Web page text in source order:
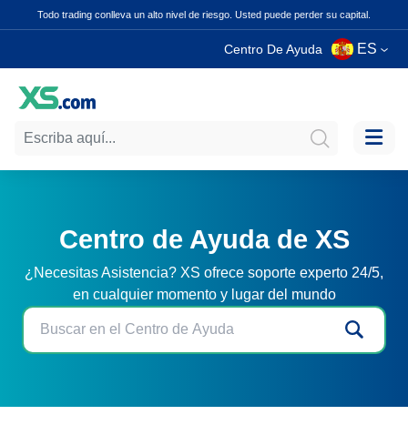
Todo trading conlleva un alto nivel de riesgo. Usted puede perder su capital.
Centro De Ayuda ES
Centro de Ayuda de XS
¿Necesitas Asistencia? XS ofrece soporte experto 24/5,
en cualquier momento y lugar del mundo